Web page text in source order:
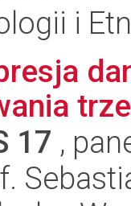
i
17 ,